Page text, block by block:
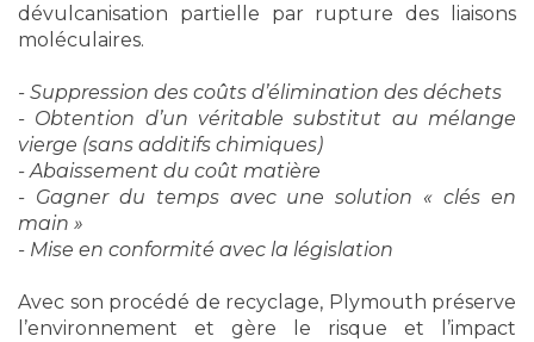
dévulcanisation partielle par rupture des liaisons
moléculaires.
- Suppression des coûts d’élimination des déchets
- Obtention d’un véritable substitut au mélange
vierge (sans additifs chimiques)
- Abaissement du coût matière
- Gagner du temps avec une solution « clés en
main »
- Mise en conformité avec la législation
Avec son procédé de recyclage, Plymouth préserve
l’environnement et gère le risque et l’impact